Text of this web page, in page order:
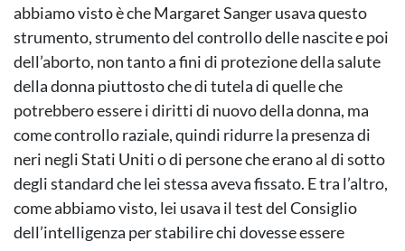
abbiamo visto è che Margaret Sanger usava questo
strumento, strumento del controllo delle nascite e poi
dell’aborto, non tanto a fini di protezione della salute
della donna piuttosto che di tutela di quelle che
potrebbero essere i diritti di nuovo della donna, ma
come controllo raziale, quindi ridurre la presenza di
neri negli Stati Uniti o di persone che erano al di sotto
degli standard che lei stessa aveva fissato. E tra l’altro,
come abbiamo visto, lei usava il test del Consiglio
dell’intelligenza per stabilire chi dovesse essere